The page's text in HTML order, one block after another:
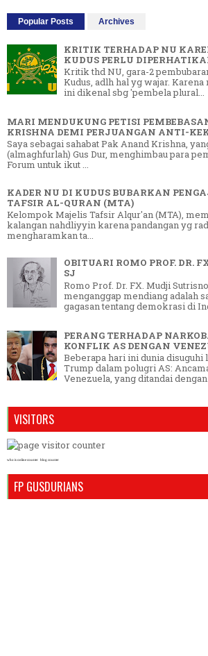
Popular Posts Archives
KRITIK TERHADAP NU
KUDUS PERLU
Kritik thd NU, gara-2
Kudus, adlh hal yg wajar.
ini dikenal sbg 'pembela plural...
MARI MENDUKUNG PETISI
KRISHNA DEMI PERJUANGAN ANTI-
Saya sebagai sahabat Pak Anand Krishna,
(almaghfurlah) Gus Dur, menghimbau para
Forum untuk ikut ...
KADER NU DI KUDUS BUBARKAN
TAFSIR AL-QURAN (MTA)
Kelompok Majelis Tafsir Alqur'an (MTA),
kalangan nahdliyyin karena pandangan yg
mengharamkan ta...
OBITUARI ROMO PROF. DR.
SJ
Romo Prof. Dr. FX. Mudji
menganggap mendiang adalah
gagasan tentang demokrasi di
PERANG TERHADAP
KONFLIK AS DENGAN
Beberapa hari ini dunia disuguhi
Trump dalam polugri AS:
Venezuela, yang ditandai
VISITORS
who is online counter blog counter
FP GUSDURIANS